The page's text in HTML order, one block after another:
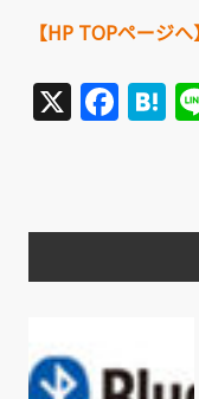
【HP TOPページへ
X